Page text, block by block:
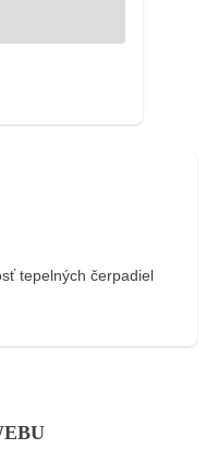
tepelných čerpadiel